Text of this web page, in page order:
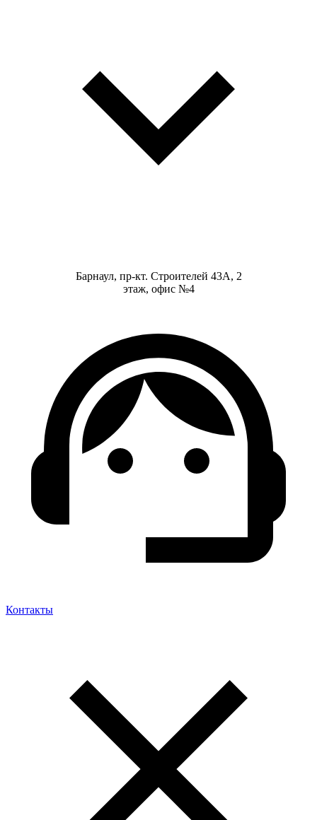
Барнаул, пр-кт. Строителей 43А, 2
этаж, офис №4
Контакты